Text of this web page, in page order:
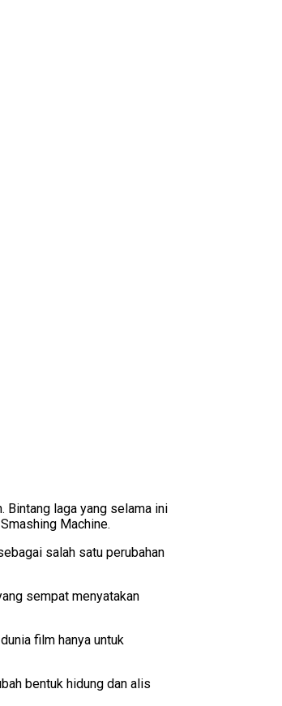
Bintang laga yang selama ini
Machine.
salah satu perubahan
sempat menyatakan
film hanya untuk
bentuk hidung dan alis